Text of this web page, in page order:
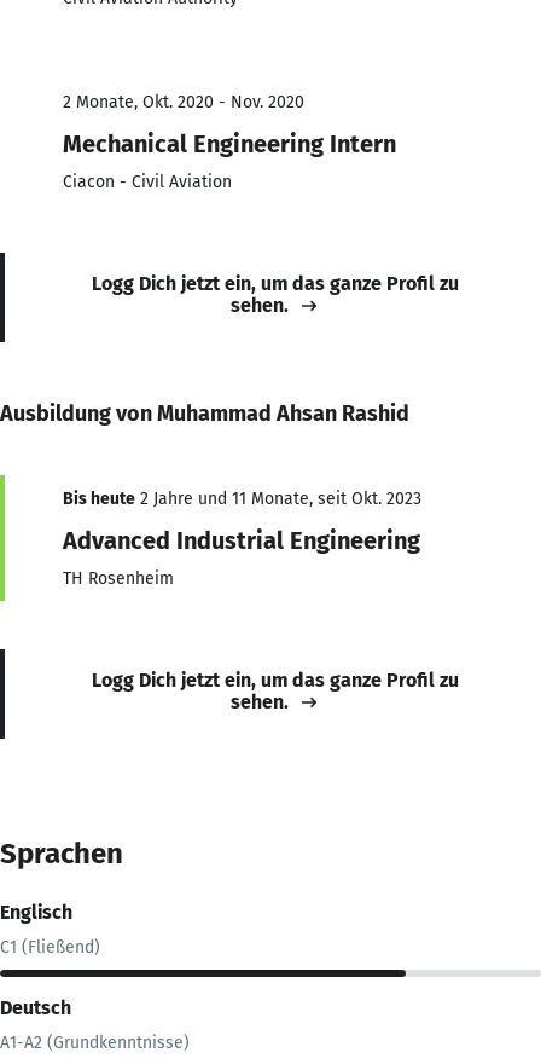
2 Monate, Okt. 2020 - Nov. 2020
Mechanical Engineering Intern
Ciacon - Civil Aviation
Logg Dich jetzt ein, um das ganze Profil zu
sehen.
Ausbildung von Muhammad Ahsan Rashid
Bis heute 2 Jahre und 11 Monate, seit Okt. 2023
Advanced Industrial Engineering
TH Rosenheim
Logg Dich jetzt ein, um das ganze Profil zu
sehen.
Sprachen
Englisch
C1 (Fließend)
Deutsch
A1-A2 (Grundkenntnisse)